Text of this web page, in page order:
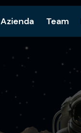
Azienda Team